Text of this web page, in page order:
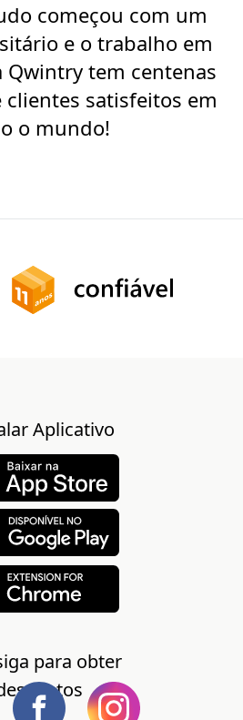
começou com um
e o trabalho em
Qwintry tem centenas
satisfeitos em
o mundo!
Aplicativo
para obter